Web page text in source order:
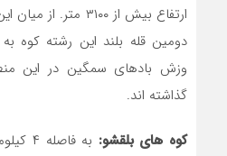
ارتفاع بیش از ۳۱۰۰
دومین قله بلند این رشته کوه
وزش بادهای سمگین در این
گذاشته اند.
کوه های بلقشو:
به